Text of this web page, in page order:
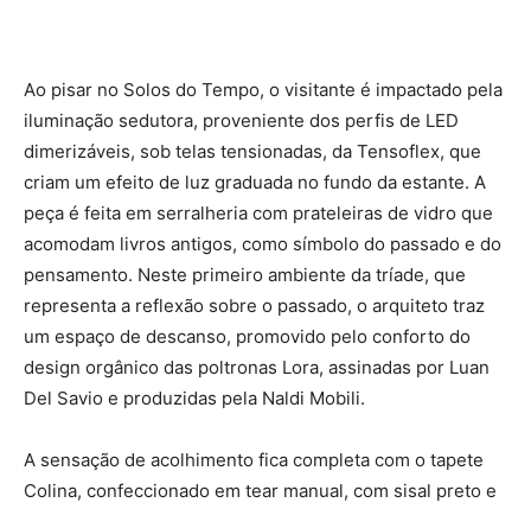
Ao pisar no Solos do Tempo, o visitante é impactado pela
iluminação sedutora, proveniente dos perfis de LED
dimerizáveis, sob telas tensionadas, da Tensoflex, que
criam um efeito de luz graduada no fundo da estante. A
peça é feita em serralheria com prateleiras de vidro que
acomodam livros antigos, como símbolo do passado e do
pensamento. Neste primeiro ambiente da tríade, que
representa a reflexão sobre o passado, o arquiteto traz
um espaço de descanso, promovido pelo conforto do
design orgânico das poltronas Lora, assinadas por Luan
Del Savio e produzidas pela Naldi Mobili.
A sensação de acolhimento fica completa com o tapete
Colina, confeccionado em tear manual, com sisal preto e